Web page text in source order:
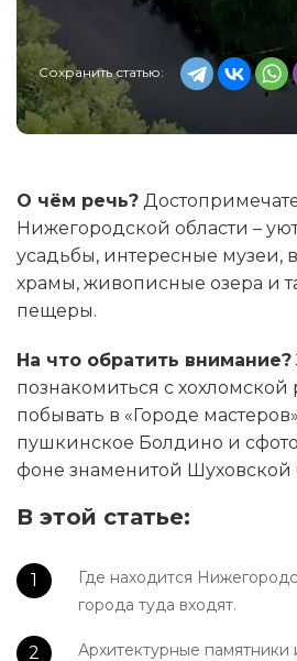
Сохранить статью:
О чём речь?
Нижегородской области –
усадьбы, интересные музеи,
храмы, живописные озера и
пещеры.
На что обратить внимание?
познакомиться с
побывать в «Городе
пушкинское Болдино и
фоне знаменитой Шуховской
В этой статье:
Где находится
города туда входят.
Архитектурные памятники